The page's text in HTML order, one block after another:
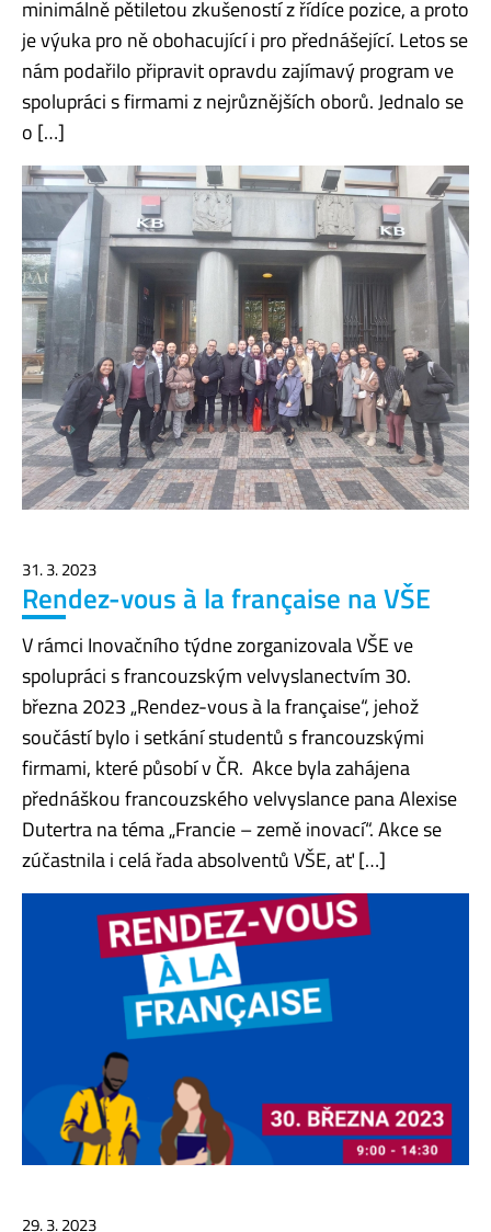
minimálně pětiletou zkušeností z řídíce pozice, a proto
je výuka pro ně obohacující i pro přednášející. Letos se
nám podařilo připravit opravdu zajímavý program ve
spolupráci s firmami z nejrůznějších oborů. Jednalo se
o […]
31. 3. 2023
Rendez-vous à la française na VŠE
V rámci Inovačního týdne zorganizovala VŠE ve
spolupráci s francouzským velvyslanectvím 30.
března 2023 „Rendez-vous à la française“, jehož
součástí bylo i setkání studentů s francouzskými
firmami, které působí v ČR. Akce byla zahájena
přednáškou francouzského velvyslance pana Alexise
Dutertra na téma „Francie – země inovací“. Akce se
zúčastnila i celá řada absolventů VŠE, ať […]
29. 3. 2023